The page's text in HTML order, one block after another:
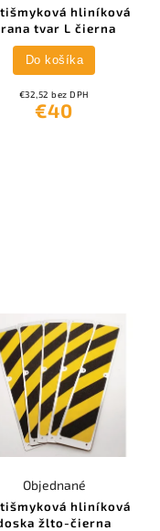
hliníková
tvar L čierna
€32,52 bez DPH
€40
Do košíka
hliníková
žlto-čierna
Objednané